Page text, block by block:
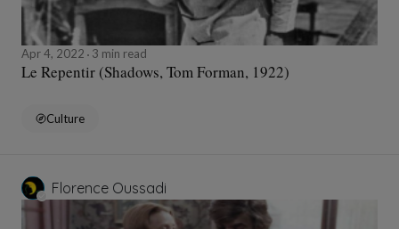
Apr 4, 2022 3 min read
Le Repentir (Shadows, Tom Forman, 1922)
Culture
Florence Oussadi